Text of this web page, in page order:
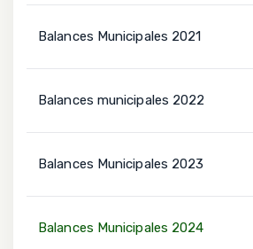
Balances Municipales 2021
Balances municipales 2022
Balances Municipales 2023
Balances Municipales 2024